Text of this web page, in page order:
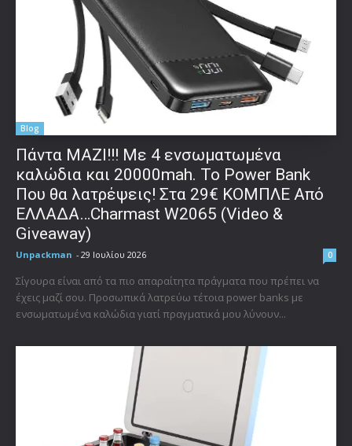
Blog
Πάντα ΜΑΖΙ!!! Με 4 ενσωματωμένα
καλώδια και 20000mah. Το Power Bank
Που θα λατρέψεις! Στα 29€ ΚΟΜΠΛΕ Από
ΕΛΛΑΔΑ…Charmast W2065 (Video &
Giveaway)
Unpackman - 29 Ιουλίου 2026 0
Σίγουρα είναι από τα πιο απαραίτητα πράγματα που πρέπει να
έχεις μαζί σου. Προσωπικά λατρεύω τέτοια power banks με
ενσωματωμένα καλώδια γιατί πραγματικά μου λύνουν...